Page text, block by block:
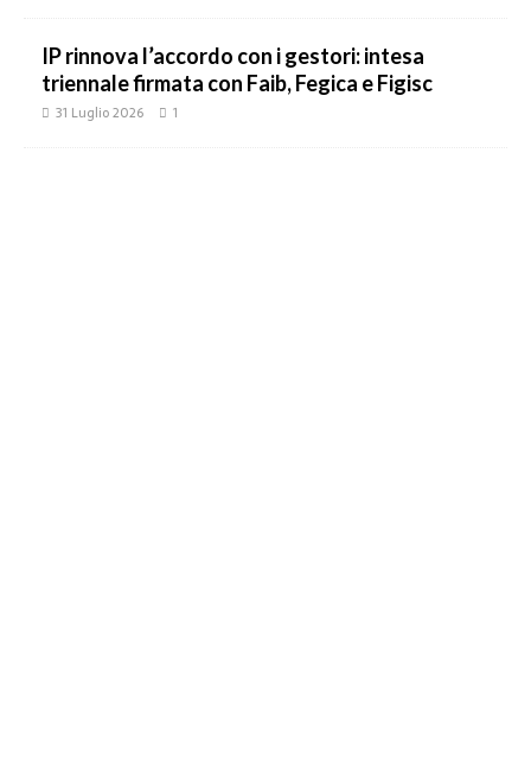
IP rinnova l’accordo con i gestori: intesa
triennale firmata con Faib, Fegica e Figisc
31 Luglio 2026 1